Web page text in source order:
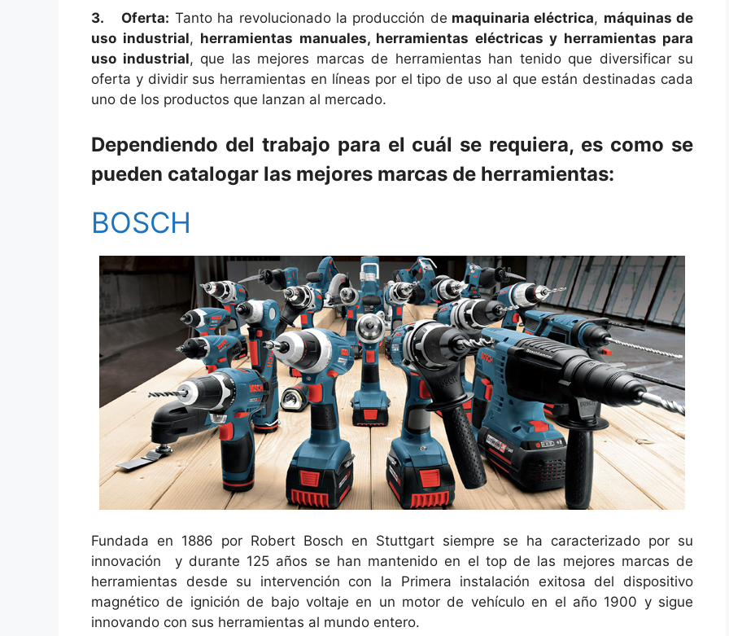
3. Oferta: Tanto ha revolucionado la producción de maquinaria eléctrica, máquinas de
uso industrial, herramientas manuales, herramientas eléctricas y herramientas para
uso industrial, que las mejores marcas de herramientas han tenido que diversificar su
oferta y dividir sus herramientas en líneas por el tipo de uso al que están destinadas cada
uno de los productos que lanzan al mercado.
Dependiendo del trabajo para el cuál se requiera, es como se
pueden catalogar las mejores marcas de herramientas:
BOSCH
Fundada en 1886 por Robert Bosch en Stuttgart siempre se ha caracterizado por su
innovación y durante 125 años se han mantenido en el top de las mejores marcas de
herramientas desde su intervención con la Primera instalación exitosa del dispositivo
magnético de ignición de bajo voltaje en un motor de vehículo en el año 1900 y sigue
innovando con sus herramientas al mundo entero.